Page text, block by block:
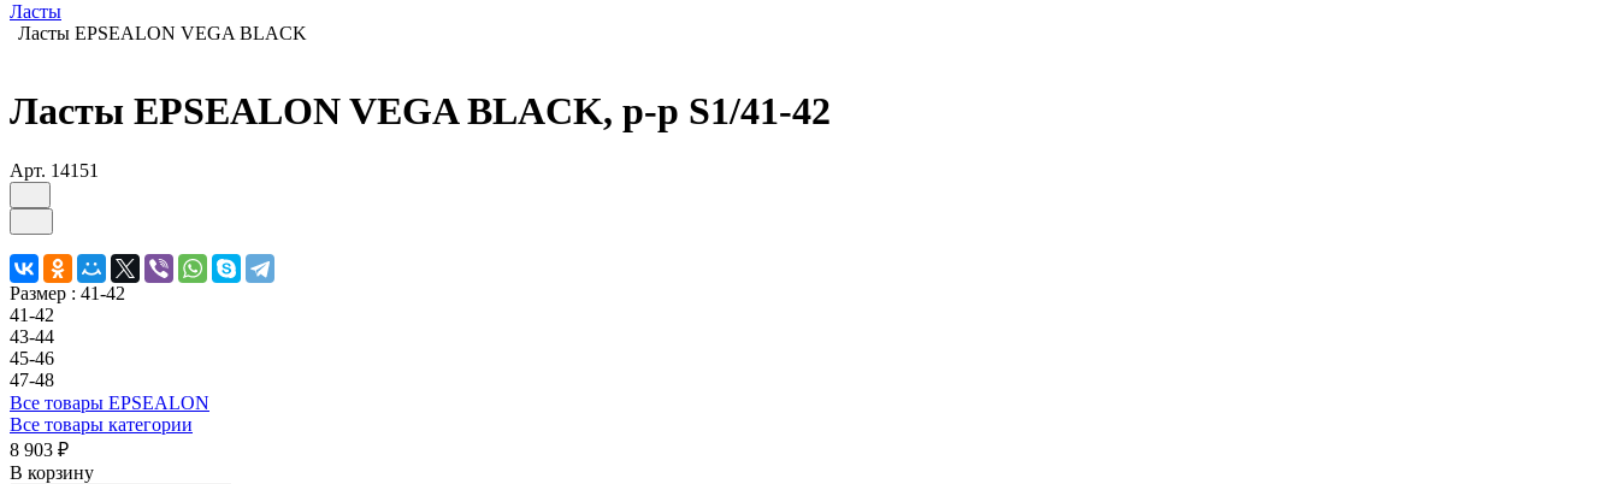
Ласты
Ласты EPSEALON VEGA BLACK
Ласты EPSEALON VEGA BLACK, р-р S1/41-42
Арт. 14151
Размер : 41-42
41-42
43-44
45-46
47-48
Все товары EPSEALON
Все товары категории
8 903 ₽
В корзину